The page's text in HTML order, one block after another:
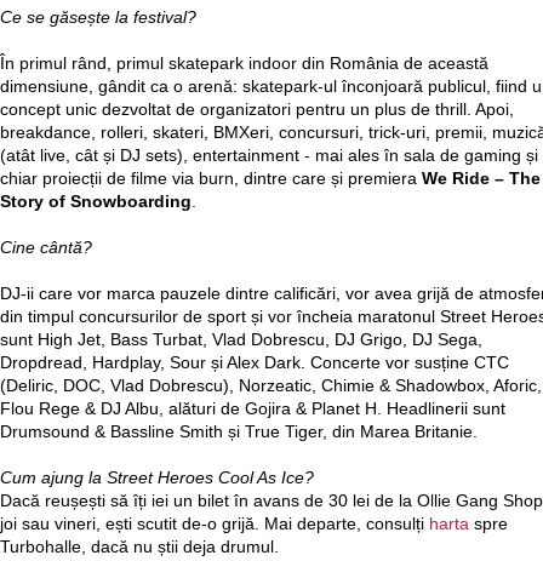
Ce se găsește la festival?
În primul rând, primul skatepark indoor din România de această
dimensiune, gândit ca o arenă: skatepark-ul înconjoară publicul, fiind
concept unic dezvoltat de organizatori pentru un plus de thrill. Apoi,
breakdance, rolleri, skateri, BMXeri, concursuri, trick-uri, premii,
(atât live, cât și DJ sets), entertainment - mai ales în sala de gaming și
chiar proiecții de filme via burn, dintre care și premiera We Ride – The
Story of Snowboarding.
Cine cântă?
DJ-ii care vor marca pauzele dintre calificări, vor avea grijă de
din timpul concursurilor de sport și vor încheia maratonul Street
sunt High Jet, Bass Turbat, Vlad Dobrescu, DJ Grigo, DJ Sega,
Dropdread, Hardplay, Sour și Alex Dark. Concerte vor susține CTC
(Deliric, DOC, Vlad Dobrescu), Norzeatic, Chimie & Shadowbox, Aforic,
Flou Rege & DJ Albu, alături de Gojira & Planet H. Headlinerii sunt
Drumsound & Bassline Smith și True Tiger, din Marea Britanie.
Cum ajung la Street Heroes Cool As Ice?
Dacă reușești să îți iei un bilet în avans de 30 lei de la Ollie Gang Shop
joi sau vineri, ești scutit de-o grijă. Mai departe, consulți harta spre
Turbohalle, dacă nu știi deja drumul.